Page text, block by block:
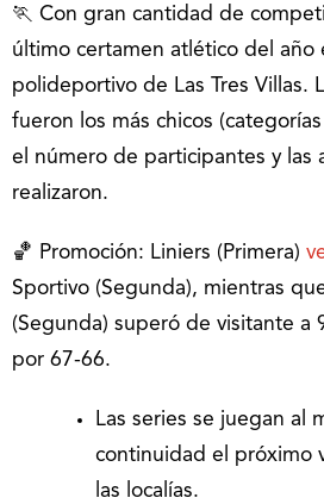
🏃 Con gran cantidad de
último certamen atlético del año
polideportivo de Las Tres Villas.
fueron los más chicos
el número de participantes y las
realizaron.
🏀 Promoción: Liniers (Primera)
Sportivo (Segunda), mientras
(Segunda) superó de visitante a
por 67-66.
Las series se juegan al
continuidad el próximo
las localías.